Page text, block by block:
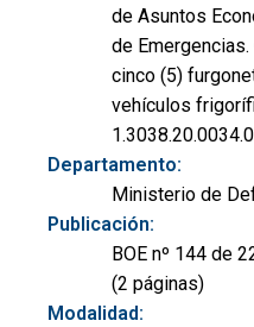
de Asuntos
de
cinco (5)
vehículos
Departamento:
Ministerio de
Publicación:
BOE nº 144 de
(2 páginas)
Modalidad: